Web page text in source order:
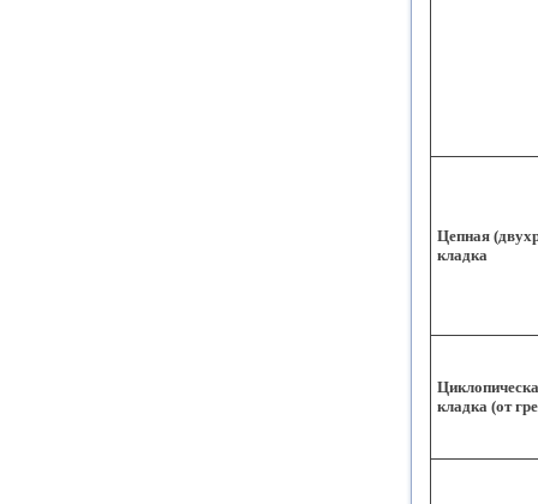
Цепная
кладка
кладка (от